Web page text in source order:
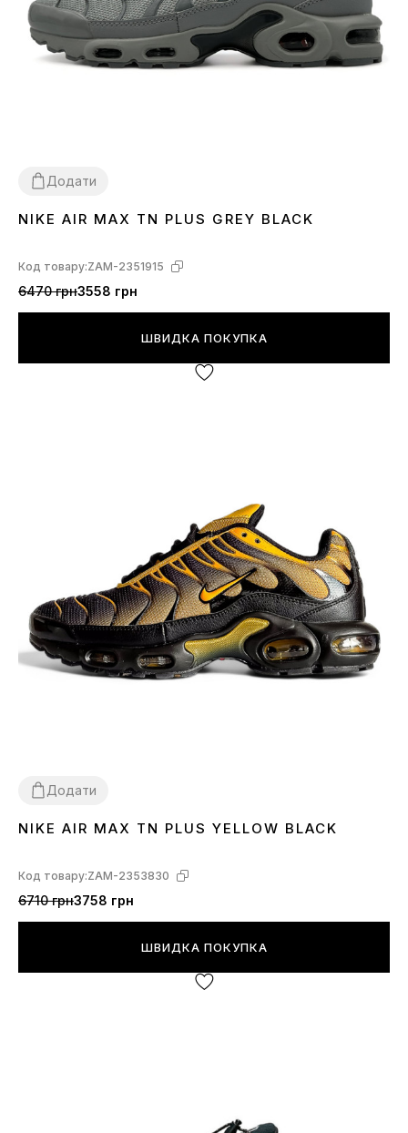
Додати
3641 4243 444546
NIKE AIR MAX TN PLUS GREY BLACK
Код товару:ZAM-2351915
6470 грн3558 грн
ШВИДКА ПОКУПКА
Додати
4142 44
NIKE AIR MAX TN PLUS YELLOW BLACK
Код товару:ZAM-2353830
6710 грн3758 грн
ШВИДКА ПОКУПКА